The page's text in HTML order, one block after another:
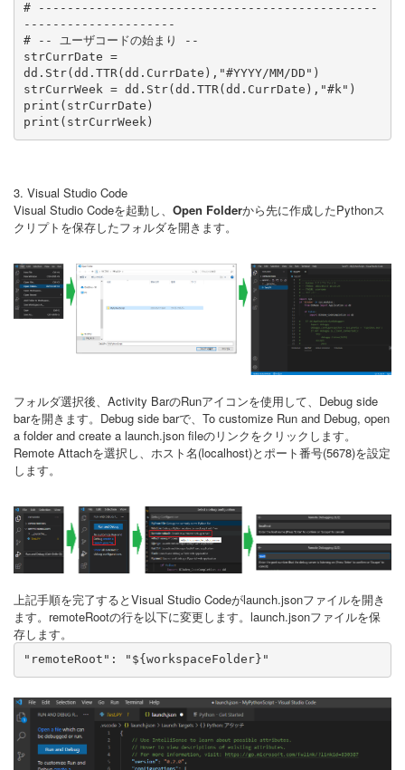
# -----------------------------------------------
---------------------
# -- ユーザコードの始まり --
strCurrDate =
dd.Str(dd.TTR(dd.CurrDate),"#YYYY/MM/DD")
strCurrWeek = dd.Str(dd.TTR(dd.CurrDate),"#k")
print(strCurrDate)
print(strCurrWeek)
3. Visual Studio Code
Visual Studio Codeを起動し、 Open Folderから先に作成したPythonス
クリプトを保存したフォルダを開きます。
フォルダ選択後、Activity BarのRunアイコンを使用して、Debug side
barを開きます。Debug side barで、To customize Run and Debug, open
a folder and create a launch.json fileのリンクをクリックします。
Remote Attachを選択し、ホスト名(localhost)とポート番号(5678)を設定
します。
上記手順を完了するとVisual Studio Codeがlaunch.jsonファイルを開き
ます。remoteRootの行を以下に変更します。launch.jsonファイルを保
存します。